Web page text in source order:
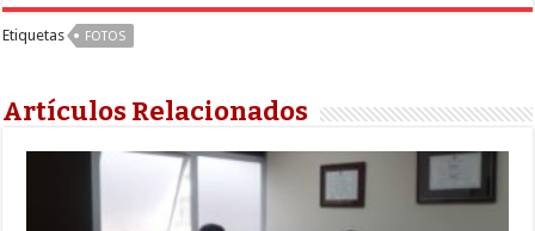
Etiquetas FOTOS
Artículos Relacionados